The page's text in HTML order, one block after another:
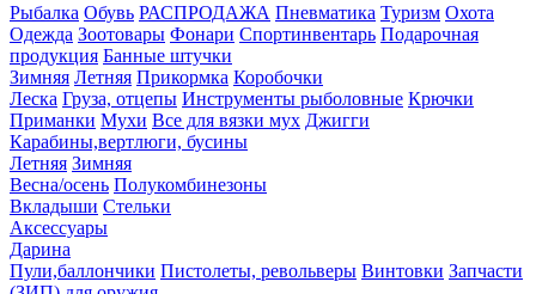
Рыбалка Обувь РАСПРОДАЖА Пневматика Туризм Охота
Одежда Зоотовары Фонари Спортинвентарь Подарочная
продукция Банные штучки
Зимняя Летняя Прикормка Коробочки
Леска Груза, отцепы Инструменты рыболовные Крючки
Приманки Мухи Все для вязки мух Джигги
Карабины,вертлюги, бусины
Летняя Зимняя
Весна/осень Полукомбинезоны
Вкладыши Стельки
Аксессуары
Дарина
Пули,баллончики Пистолеты, револьверы Винтовки Запчасти